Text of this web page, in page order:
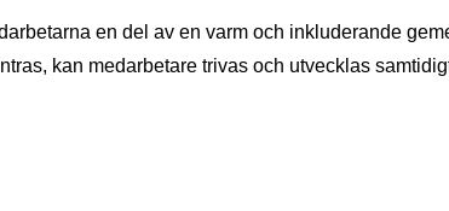
en del av en varm och inkluderande
kan medarbetare trivas och utvecklas